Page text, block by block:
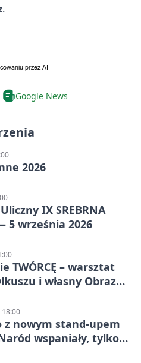
.
Google News
2026
IX SREBRNA
5 września 2026
TWÓRCĘ – warsztat
i własny Obraz
z nowym stand-upem
wspaniały, tylko